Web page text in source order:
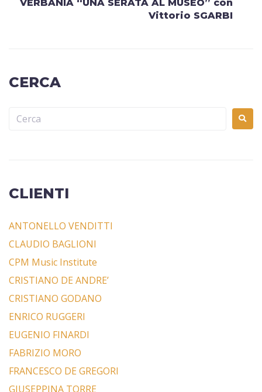
VERBANIA “UNA SERATA AL MUSEO” con
Vittorio SGARBI
CERCA
CLIENTI
ANTONELLO VENDITTI
CLAUDIO BAGLIONI
CPM Music Institute
CRISTIANO DE ANDRE’
CRISTIANO GODANO
ENRICO RUGGERI
EUGENIO FINARDI
FABRIZIO MORO
FRANCESCO DE GREGORI
GIUSEPPINA TORRE